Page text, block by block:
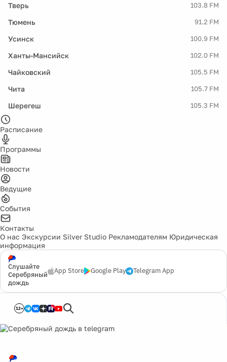
Тверь 103.8 FM
Тюмень 91.2 FM
Усинск 100.9 FM
Ханты-Мансийск 102.0 FM
Чайковский 105.5 FM
Чита 105.7 FM
Шерегеш 105.3 FM
Расписание
Программы
Новости
Ведущие
События
Контакты
О нас Экскурсии Silver Studio Рекламодателям Юридическая
информация
Слушайте
Серебряный
дождь
App Store Google Play Telegram App
12+